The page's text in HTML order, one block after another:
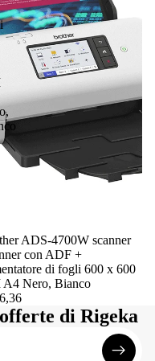
ADS-4700W scanner
con ADF +
di fogli 600 x 600
A4 Nero, Bianco
di Rigeka